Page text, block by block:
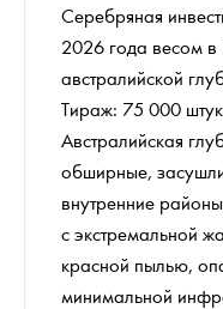
Серебряная
2026 года весом
австралийской
Тираж: 75 000
Австралийская
обширные,
внутренние
с экстремальной
красной пылью,
минимальной